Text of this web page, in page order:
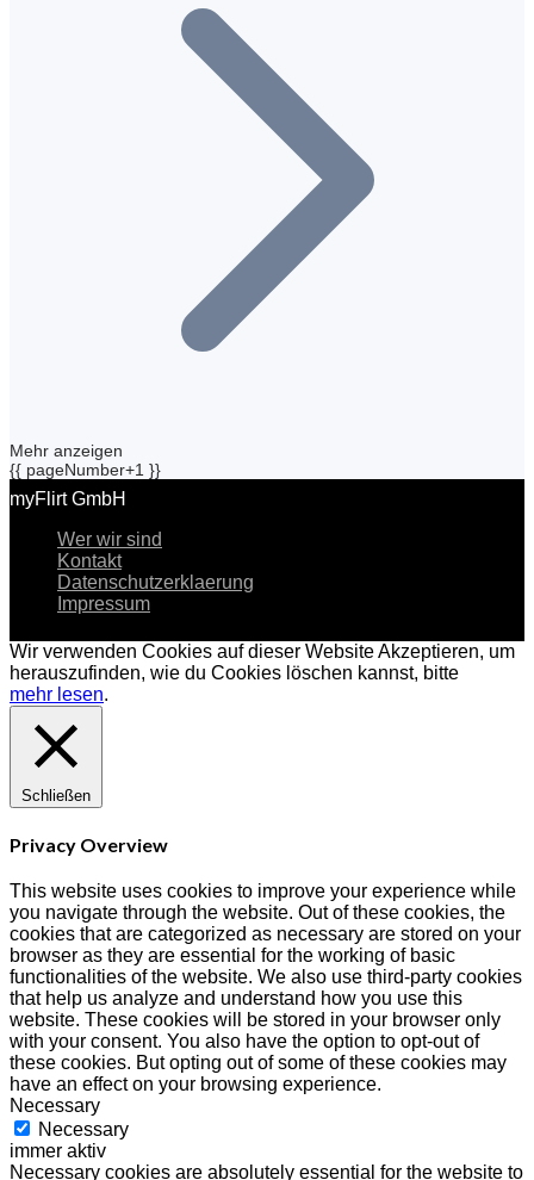
Mehr anzeigen
{{ pageNumber+1 }}
myFlirt GmbH
Wer wir sind
Kontakt
Datenschutzerklaerung
Impressum
Wir verwenden Cookies auf dieser WebsiteAkzeptieren, um
herauszufinden, wie du Cookies löschen kannst, bitte
mehr lesen.
Schließen
Privacy Overview
This website uses cookies to improve your experience while
you navigate through the website. Out of these cookies, the
cookies that are categorized as necessary are stored on your
browser as they are essential for the working of basic
functionalities of the website. We also use third-party cookies
that help us analyze and understand how you use this
website. These cookies will be stored in your browser only
with your consent. You also have the option to opt-out of
these cookies. But opting out of some of these cookies may
have an effect on your browsing experience.
Necessary
Necessary
immer aktiv
Necessary cookies are absolutely essential for the website to